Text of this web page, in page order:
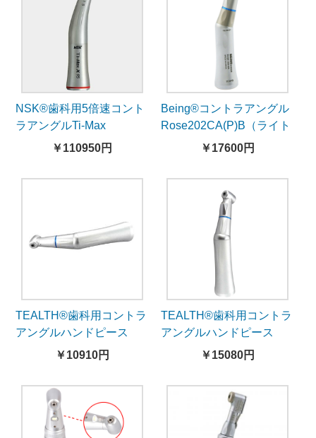
NSK®歯科用5倍速コント
ラアングルTi-Max
X95（ライト無し）
￥110950円
Being®コントラアングル
Rose202CA(P)B（ライト
付き、内部注水）
￥17600円
TEALTH®歯科用コントラ
アングルハンドピース
1020CH-CA/FGバー用-内
￥10910円
TEALTH®歯科用コントラ
アングルハンドピース
1020CHL-CA/FGバー用-
イト
￥15080円